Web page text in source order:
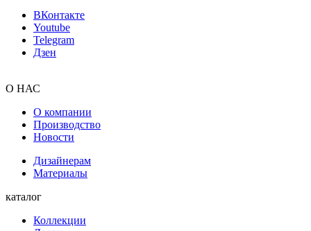
ВКонтакте
Youtube
Telegram
Дзен
О НАС
О компании
Производство
Новости
Дизайнерам
Материалы
каталог
Коллекции